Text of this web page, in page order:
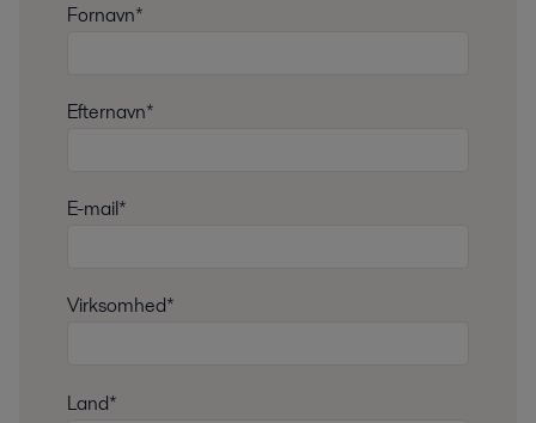
Fornavn*
Efternavn*
E-mail*
Virksomhed*
Land*